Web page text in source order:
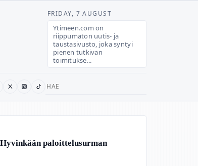
FRIDAY, 7 AUGUST
Ytimeen.com on
riippumaton uutis- ja
taustasivusto, joka syntyi
pienen tutkivan
toimitukse...
Search
paloittelusurman